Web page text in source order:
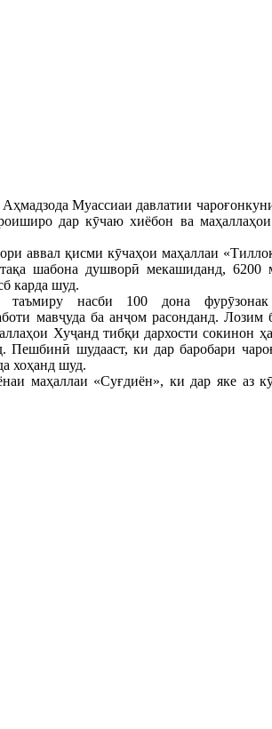
Муассиаи давлатии
дар кӯчаю хиёбон ва
аввал қисми кӯчаҳои маҳаллаи
шабона душворӣ мекашиданд, 6200
карда шуд.
таъмиру насби 100 дона
мавҷуда ба анҷом расонданд. Лозим
Хуҷанд тибқи дархости сокинон
Пешбинӣ шудааст, ки дар баробари
хоҳанд шуд.
маҳаллаи «Суғдиён», ки дар яке аз